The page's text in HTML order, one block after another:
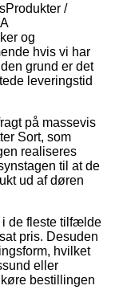
/
og
hvis vi har
grund er det
leveringstid
på massevis
Sort, som
realiseres
til at de
ud af døren
i de fleste tilfælde
pris. Desuden
hvilket
eller
bestillingen